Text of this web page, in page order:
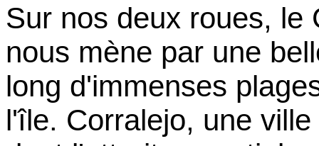
Sur nos deux roues, le
nous mène par une
long d'immenses
l'île. Corralejo, une